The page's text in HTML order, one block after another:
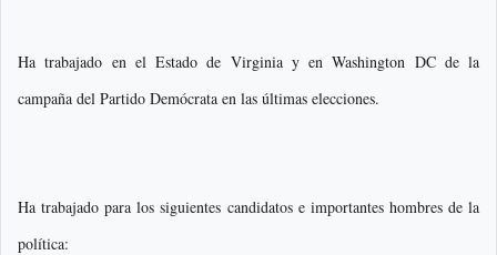
Ha trabajado en el Estado de Virginia y en Washington DC de la
campaña del Partido Demócrata en las últimas elecciones.
Ha trabajado para los siguientes candidatos e importantes hombres de la
política: